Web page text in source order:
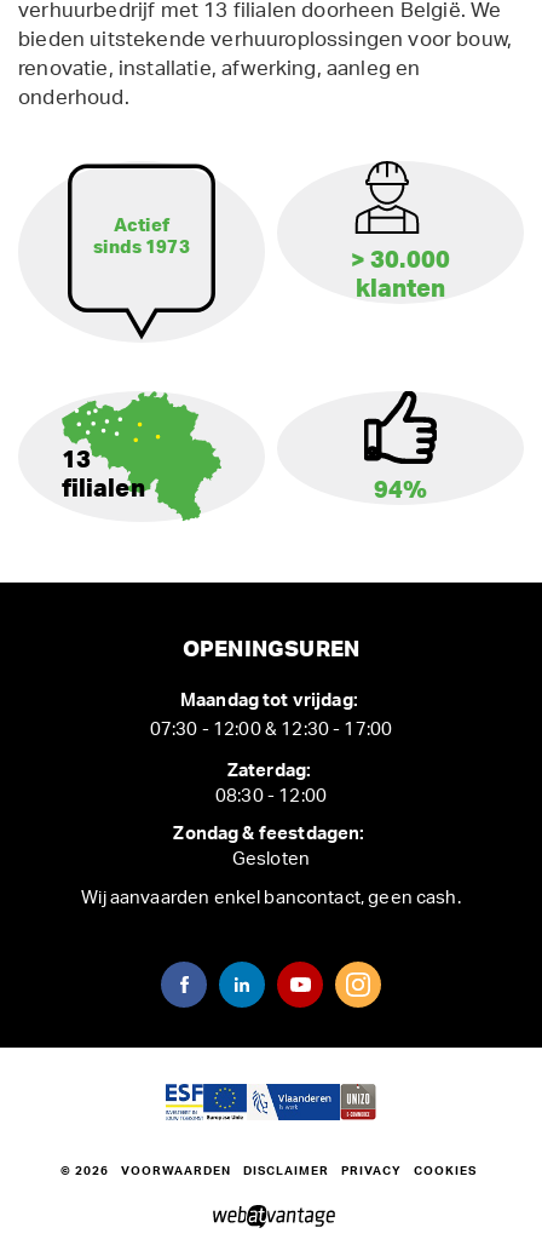
verhuurbedrijf met 13 filialen doorheen België. We
bieden uitstekende verhuuroplossingen voor bouw,
renovatie, installatie, afwerking, aanleg en
onderhoud.
Actief
sinds 1973
> 30.000
klanten
13
filialen
94%
OPENINGSUREN
Maandag tot vrijdag:
07:30 - 12:00 & 12:30 - 17:00
Zaterdag:
08:30 - 12:00
Zondag & feestdagen:
Gesloten
Wij aanvaarden enkel bancontact, geen cash.
© 2026 VOORWAARDEN DISCLAIMER PRIVACY COOKIES